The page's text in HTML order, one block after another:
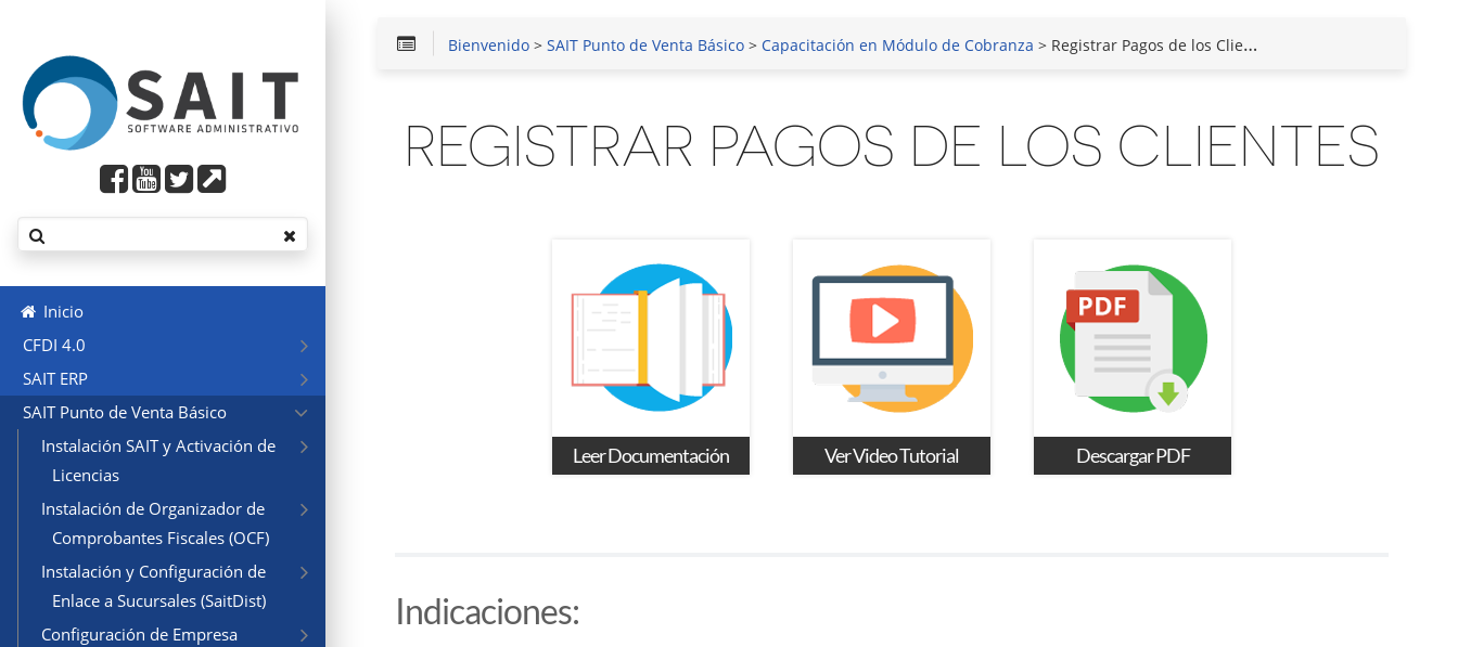
Inicio
CFDI 4.0
SAIT ERP
SAIT Punto de Venta Básico
Instalación SAIT y Activación de
Licencias
Instalación de Organizador de
Comprobantes Fiscales (OCF)
Instalación y Configuración de
Enlace a Sucursales (SaitDist)
Configuración de Empresa
Bienvenido >SAIT Punto de Venta Básico >Capacitación en Módulo de Cobranza > Registrar Pagos de los Clientes
REGISTRAR PAGOS DE LOS CLIENTES
Leer Documentación Ver Video Tutorial Descargar PDF
Indicaciones: